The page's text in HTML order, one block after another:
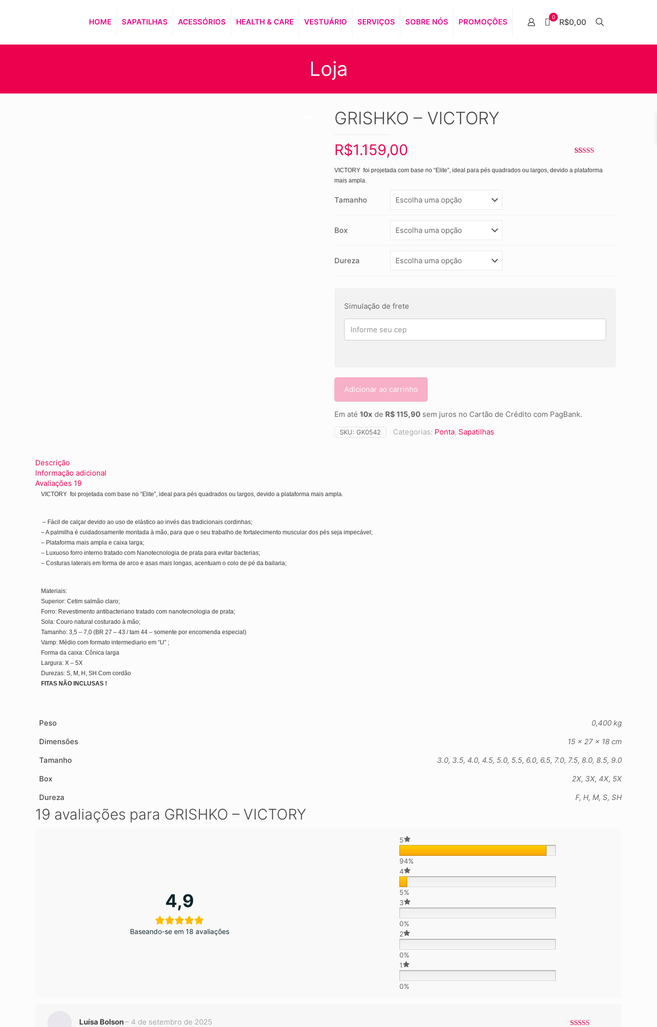
HOME SAPATILHAS ACESSÓRIOS HEALTH & CARE VESTUÁRIO SERVIÇOS SOBRE NÓS PROMOÇÕES 0 R$0,00
Loja
GRISHKO – VICTORY
como4.94
de 5, com
R$1.159,00
VICTORY foi projetada com base no “Elite”, ideal para pés quadrados ou largos, devido a plataforma
mais ampla.
Tamanho
Box
Dureza
Simulação de frete
Adicionar ao carrinho
Em até 10x de R$ 115,90 sem juros no Cartão de Crédito com PagBank.
SKU: GK0542 Categorias: Ponta, Sapatilhas
Descrição
Informação adicional
Avaliações 19
VICTORY foi projetada com base no “Elite”, ideal para pés quadrados ou largos, devido a plataforma mais ampla.
– Fácil de calçar devido ao uso de elástico ao invés das tradicionais cordinhas;
– A palmilha é cuidadosamente montada à mão, para que o seu trabalho de fortalecimento muscular dos pés seja impecável;
– Plataforma mais ampla e caixa larga;
– Luxuoso forro interno tratado com Nanotecnologia de prata para evitar bacterias;
– Costuras laterais em forma de arco e asas mais longas, acentuam o colo de pé da bailaria;
Materiais:
Superior: Cetim salmão claro;
Forro: Revestimento antibacteriano tratado com nanotecnologia de prata;
Sola: Couro natural costurado à mão;
Tamanho: 3,5 – 7,0 (BR 27 – 43 / tam 44 – somente por encomenda especial)
Vamp: Médio com formato intermediario em “U” ;
Forma da caixa: Cônica larga
Largura: X – 5X
Durezas: S, M, H, SH Com cordão
FITAS NÃO INCLUSAS !
Peso
0,400 kg
Dimensões
15 × 27 × 18 cm
Tamanho
3.0, 3.5, 4.0, 4.5, 5.0, 5.5, 6.0, 6.5, 7.0, 7.5, 8.0, 8.5, 9.0
Box
2X, 3X, 4X, 5X
Dureza
F, H, M, S, SH
19 avaliações para GRISHKO – VICTORY
4,9
Baseando-se em 18 avaliações
5
94%
4
5%
3
0%
2
0%
1
0%
Luísa Bolson– 4 de setembro de 2025